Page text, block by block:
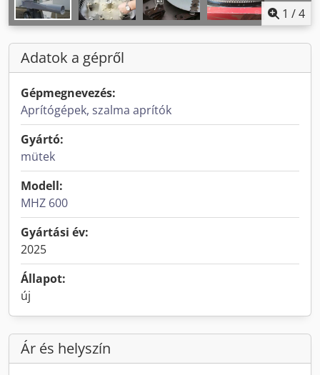
1 /4
Adatok a gépről
Gépmegnevezés:
Aprítógépek, szalma aprítók
Gyártó:
mütek
Modell:
MHZ 600
Gyártási év:
2025
Állapot:
új
Ár és helyszín